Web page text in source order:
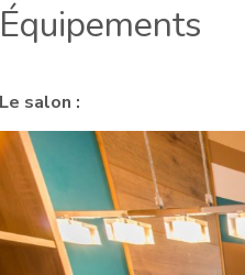
Équipements
Le salon :